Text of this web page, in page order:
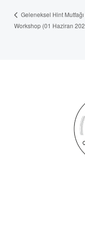
Geleneksel Hint
Workshop (01 Haziran